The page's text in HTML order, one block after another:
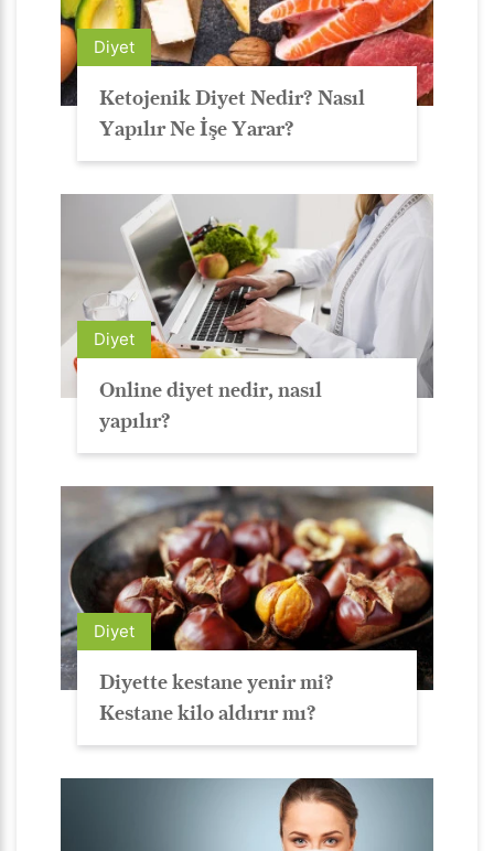
Diyet
Ketojenik Diyet Nedir? Nasıl
Yapılır Ne İşe Yarar?
Diyet
Online diyet nedir, nasıl
yapılır?
Diyet
Diyette kestane yenir mi?
Kestane kilo aldırır mı?